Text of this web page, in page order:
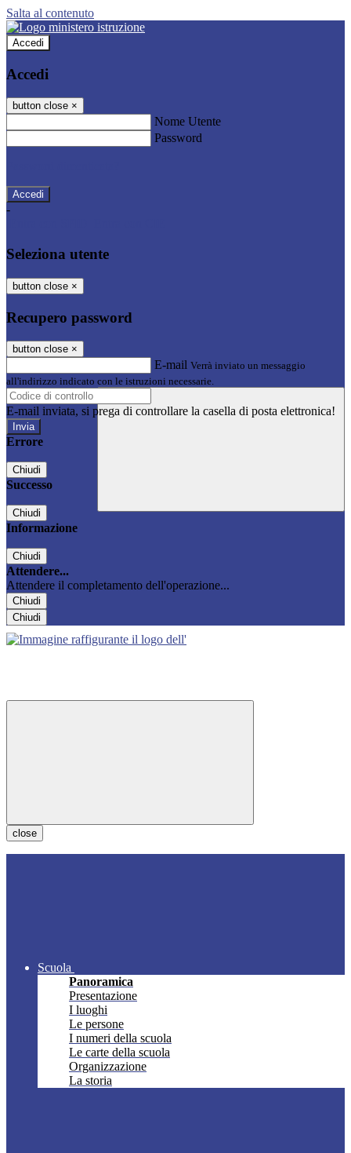
Salta al contenuto
Accedi
Accedi
button close ×
Nome Utente
Password
-
Seleziona utente
button close ×
Recupero password
button close ×
E-mail Verrà inviato un messaggio
all'indirizzo indicato con le istruzioni necessarie.
E-mail inviata, si prega di controllare la casella di posta elettronica!
Errore
Chiudi
Successo
Chiudi
Informazione
Chiudi
Attendere...
Attendere il completamento dell'operazione...
Chiudi
Chiudi
close
Scuola
Panoramica
Presentazione
I luoghi
Le persone
I numeri della scuola
Le carte della scuola
Organizzazione
La storia